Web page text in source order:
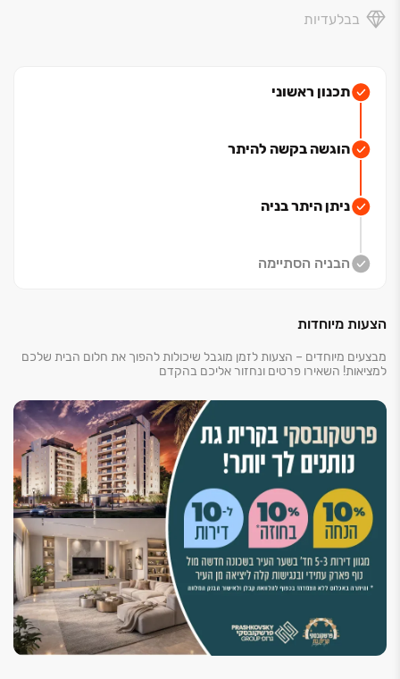
פנאי ומדשאות להנאת המשפחות שיתגוררו בשכונה.
‏- אדריכל הנושם את העיר.
בבלעדיות
תכנון ראשוני
הוגשה בקשה להיתר
ניתן היתר בניה
הבניה הסתיימה
הצעות מיוחדות
מבצעים מיוחדים – הצעות לזמן מוגבל שיכולות להפוך את חלום הבית שלכם
למציאות! השאירו פרטים ונחזור אליכם בהקדם